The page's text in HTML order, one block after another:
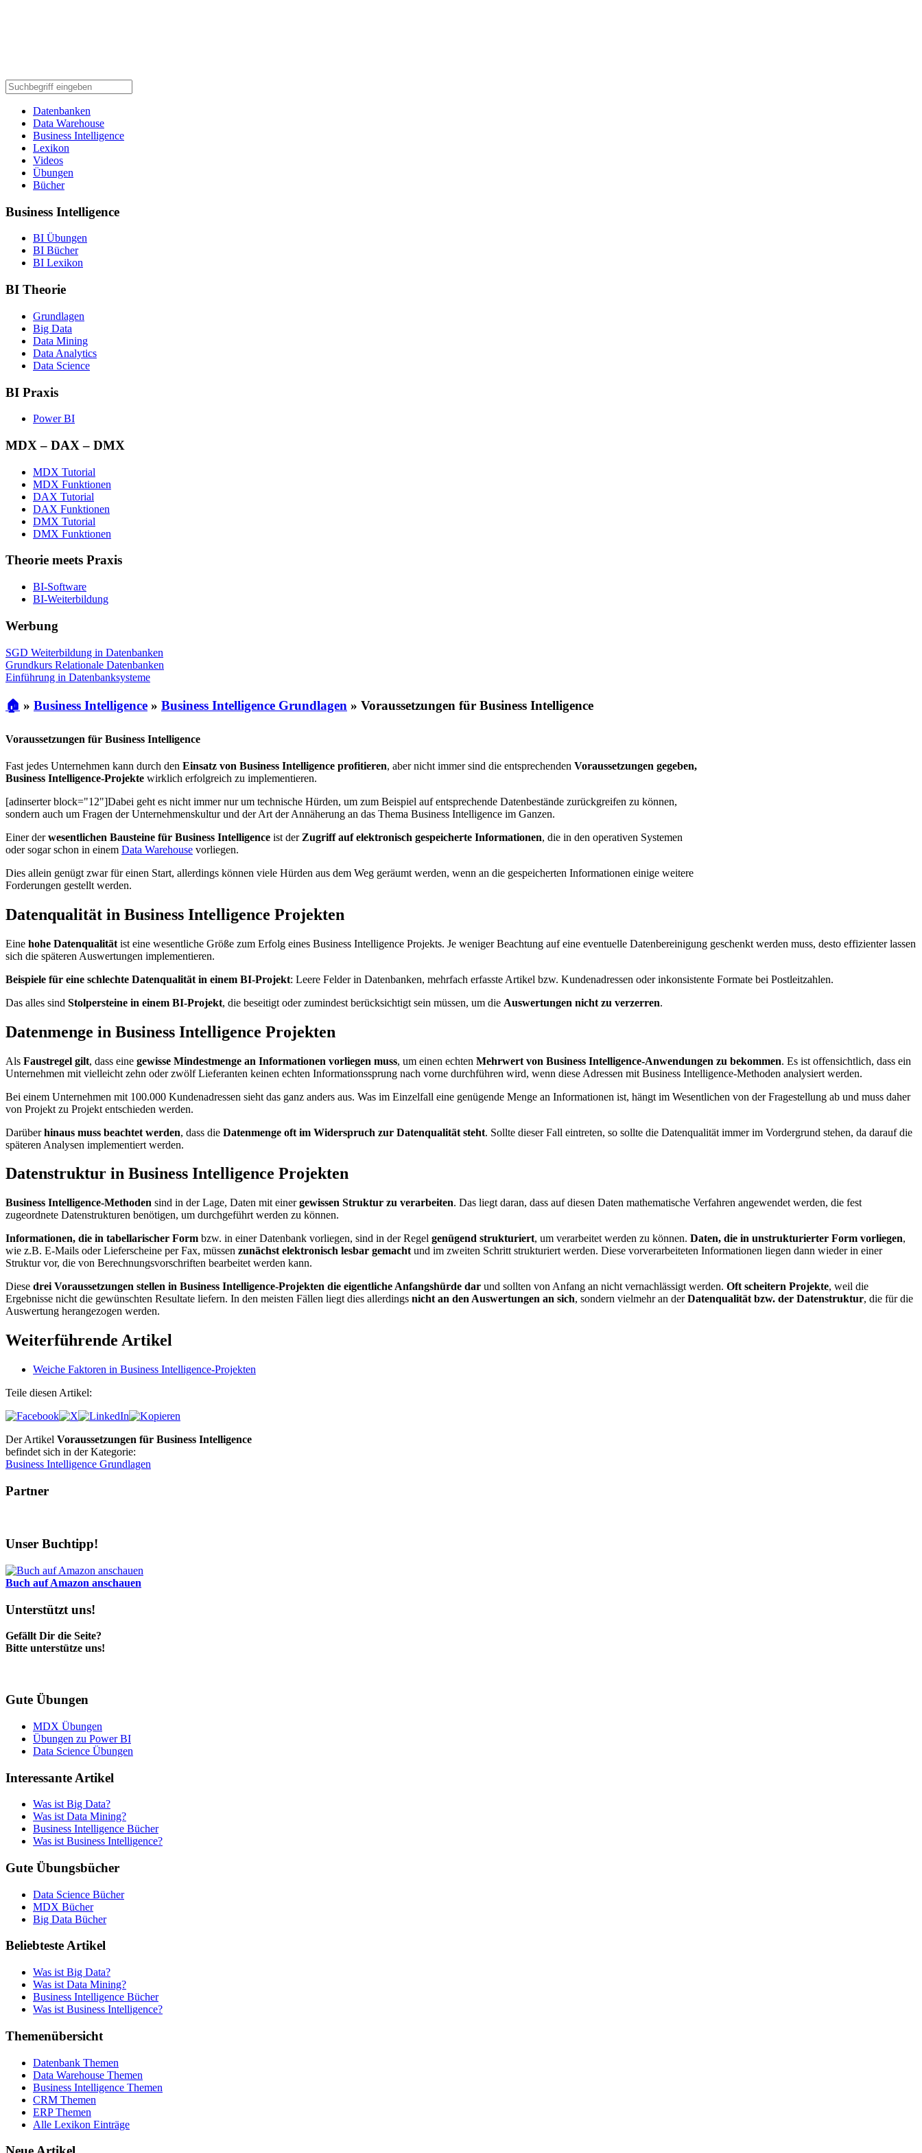
Datenbanken
Data Warehouse
Business Intelligence
Lexikon
Videos
Übungen
Bücher
Business Intelligence
BI Übungen
BI Bücher
BI Lexikon
BI Theorie
Grundlagen
Big Data
Data Mining
Data Analytics
Data Science
BI Praxis
Power BI
MDX – DAX – DMX
MDX Tutorial
MDX Funktionen
DAX Tutorial
DAX Funktionen
DMX Tutorial
DMX Funktionen
Theorie meets Praxis
BI-Software
BI-Weiterbildung
Werbung
SGD Weiterbildung in Datenbanken
Grundkurs Relationale Datenbanken
Einführung in Datenbanksysteme
🏠 » Business Intelligence » Business Intelligence Grundlagen » Voraussetzungen für Business Intelligence
Voraussetzungen für Business Intelligence
Fast jedes Unternehmen kann durch den Einsatz von Business Intelligence profitieren, aber nicht immer sind die entsprechenden Voraussetzungen gegeben,
Business Intelligence-Projekte wirklich erfolgreich zu implementieren.
[adinserter block="12"]Dabei geht es nicht immer nur um technische Hürden, um zum Beispiel auf entsprechende Datenbestände zurückgreifen zu können,
sondern auch um Fragen der Unternehmenskultur und der Art der Annäherung an das Thema Business Intelligence im Ganzen.
Einer derwesentlichen Bausteine für Business Intelligence ist der Zugriff auf elektronisch gespeicherte Informationen, die in den operativen Systemen
oder sogar schon in einem Data Warehouse vorliegen.
Dies allein genügt zwar für einen Start, allerdings können viele Hürden aus dem Weg geräumt werden, wenn an die gespeicherten Informationen einige weitere
Forderungen gestellt werden.
Datenqualität in Business Intelligence Projekten
Eine hohe Datenqualität ist eine wesentliche Größe zum Erfolg eines Business Intelligence Projekts. Je weniger Beachtung auf eine eventuelle Datenbereinigung geschenkt werden muss, desto effizienter lassen
sich die späteren Auswertungen implementieren.
Beispiele für eine schlechte Datenqualität in einem BI-Projekt: Leere Felder in Datenbanken, mehrfach erfasste Artikel bzw. Kundenadressen oder inkonsistente Formate bei Postleitzahlen.
Das alles sind Stolpersteine in einem BI-Projekt, die beseitigt oder zumindest berücksichtigt sein müssen, um die Auswertungen nicht zu verzerren.
Datenmenge in Business Intelligence Projekten
Als Faustregel gilt, dass eine gewisse Mindestmenge an Informationen vorliegen muss, um einen echten Mehrwert von Business Intelligence-Anwendungen zu bekommen. Es ist offensichtlich, dass ein
Unternehmen mit vielleicht zehn oder zwölf Lieferanten keinen echten Informationssprung nach vorne durchführen wird, wenn diese Adressen mit Business Intelligence-Methoden analysiert werden.
Bei einem Unternehmen mit 100.000 Kundenadressen sieht das ganz anders aus. Was im Einzelfall eine genügende Menge an Informationen ist, hängt im Wesentlichen von der Fragestellung ab und muss daher
von Projekt zu Projekt entschieden werden.
Darüberhinaus muss beachtet werden, dass die Datenmenge oft im Widerspruch zur Datenqualität steht. Sollte dieser Fall eintreten, so sollte die Datenqualität immer im Vordergrund stehen, da darauf die
späteren Analysen implementiert werden.
Datenstruktur in Business Intelligence Projekten
Business Intelligence-Methoden sind in der Lage, Daten mit einergewissen Struktur zu verarbeiten. Das liegt daran, dass auf diesen Daten mathematische Verfahren angewendet werden, die fest
zugeordnete Datenstrukturen benötigen, um durchgeführt werden zu können.
Informationen, die in tabellarischer Form bzw. in einer Datenbank vorliegen, sind in der Regel genügend strukturiert, um verarbeitet werden zu können. Daten, die in unstrukturierter Form vorliegen,
wie z.B. E-Mails oder Lieferscheine per Fax, müssen zunächst elektronisch lesbar gemacht und im zweiten Schritt strukturiert werden. Diese vorverarbeiteten Informationen liegen dann wieder in einer
Struktur vor, die von Berechnungsvorschriften bearbeitet werden kann.
Diese drei Voraussetzungen stellen in Business Intelligence-Projekten die eigentliche Anfangshürde dar und sollten von Anfang an nicht vernachlässigt werden. Oft scheitern Projekte, weil die
Ergebnisse nicht die gewünschten Resultate liefern. In den meisten Fällen liegt dies allerdings nicht an den Auswertungen an sich, sondern vielmehr an derDatenqualität bzw. der Datenstruktur, die für die
Auswertung herangezogen werden.
Weiterführende Artikel
Weiche Faktoren in Business Intelligence-Projekten
Teile diesen Artikel:
Der Artikel Voraussetzungen für Business Intelligence
befindet sich in der Kategorie:
Business Intelligence Grundlagen
Partner
Unser Buchtipp!
Buch auf Amazon anschauen
Unterstützt uns!
Gefällt Dir die Seite?
Bitte unterstütze uns!
Gute Übungen
MDX Übungen
Übungen zu Power BI
Data Science Übungen
Interessante Artikel
Was ist Big Data?
Was ist Data Mining?
Business Intelligence Bücher
Was ist Business Intelligence?
Gute Übungsbücher
Data Science Bücher
MDX Bücher
Big Data Bücher
Beliebteste Artikel
Was ist Big Data?
Was ist Data Mining?
Business Intelligence Bücher
Was ist Business Intelligence?
Themenübersicht
Datenbank Themen
Data Warehouse Themen
Business Intelligence Themen
CRM Themen
ERP Themen
Alle Lexikon Einträge